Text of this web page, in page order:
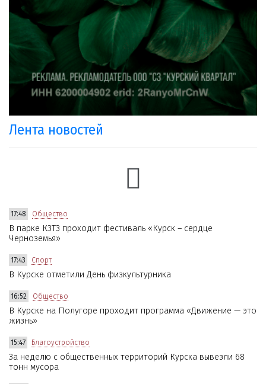
Лента новостей
17:48 Общество
В парке КЗТЗ проходит фестиваль «Курск – сердце
Черноземья»
17:43 Спорт
В Курске отметили День физкультурника
16:52 Общество
В Курске на Полугоре проходит программа «Движение — это
жизнь»
15:47 Благоустройство
За неделю с общественных территорий Курска вывезли 68
тонн мусора